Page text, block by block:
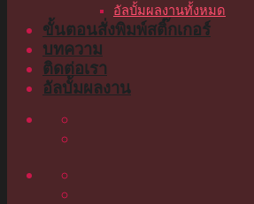
อัลบั้มผลงานทั้งหมด
ขั้นตอนสั่งพิมพ์สติ๊กเกอร์
บทความ
ติดต่อเรา
อัลบั้มผลงาน